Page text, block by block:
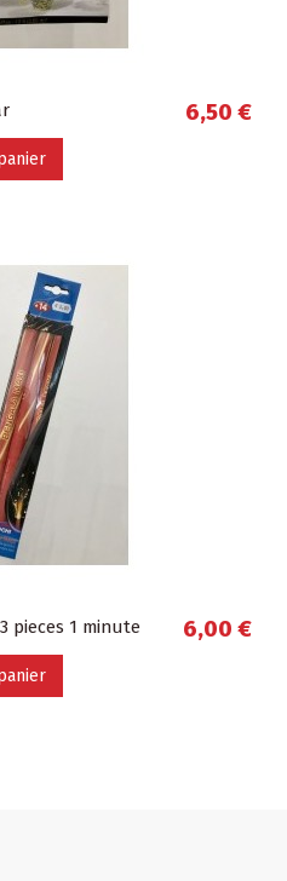
6,50 €
pieces 1 minute 6,00 €